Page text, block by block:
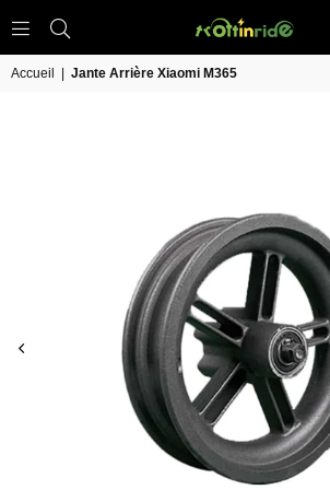
Accueil Jante Arrière Xiaomi M365